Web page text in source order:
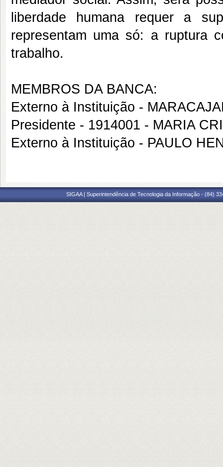
liberdade humana requer a
representam uma só: a ruptura
trabalho.
MEMBROS DA BANCA:
Externo à Instituição -
Presidente - 1914001 - MARIA
Externo à Instituição - PAULO
SIGAA | Superintendência de Tecnologia da Informação - (84)